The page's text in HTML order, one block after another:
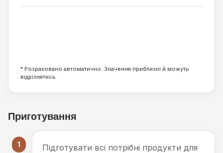
* Розраховано автоматично. Значення приблизні й можуть
відрізнятись.
Приготування
1
Підготувати всі потрібні продукти для